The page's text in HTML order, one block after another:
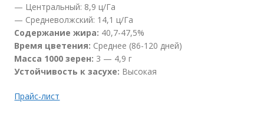
— Центральный: 8,9 ц/Га
— Средневолжский: 14,1 ц/Га
Содержание жира: 40,7-47,5%
Время цветения: Среднее (86-120 дней)
Масса 1000 зерен: 3 — 4,9 г
Устойчивость к засухе: Высокая
Прайс-лист